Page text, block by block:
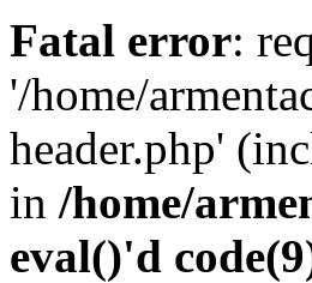
Fatal error:
'/home/
header.php'
in /home/
eval()'d